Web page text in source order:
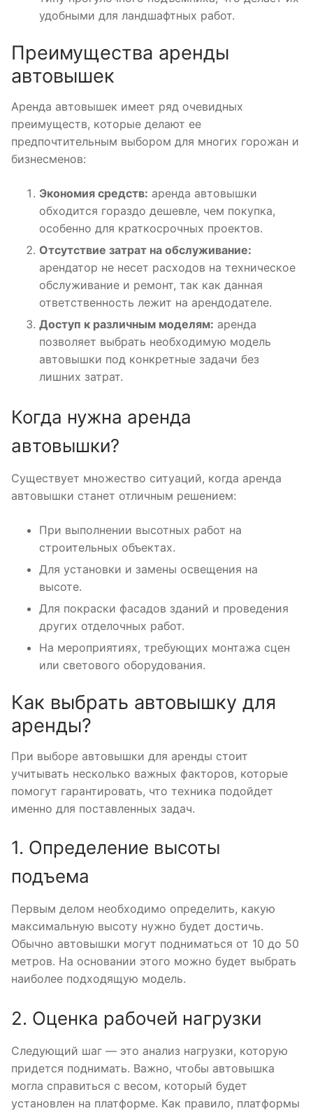
удобными для ландшафтных работ.
Преимущества аренды
автовышек
Аренда автовышек имеет ряд очевидных
преимуществ, которые делают ее
предпочтительным выбором для многих горожан и
бизнесменов:
Экономия средств: аренда автовышки
обходится гораздо дешевле, чем покупка,
особенно для краткосрочных проектов.
Отсутствие затрат на обслуживание:
арендатор не несет расходов на техническое
обслуживание и ремонт, так как данная
ответственность лежит на арендодателе.
Доступ к различным моделям: аренда
позволяет выбрать необходимую модель
автовышки под конкретные задачи без
лишних затрат.
Когда нужна аренда
автовышки?
Существует множество ситуаций, когда аренда
автовышки станет отличным решением:
При выполнении высотных работ на
строительных объектах.
Для установки и замены освещения на
высоте.
Для покраски фасадов зданий и проведения
других отделочных работ.
На мероприятиях, требующих монтажа сцен
или светового оборудования.
Как выбрать автовышку для
аренды?
При выборе автовышки для аренды стоит
учитывать несколько важных факторов, которые
помогут гарантировать, что техника подойдет
именно для поставленных задач.
1. Определение высоты
подъема
Первым делом необходимо определить, какую
максимальную высоту нужно будет достичь.
Обычно автовышки могут подниматься от 10 до 50
метров. На основании этого можно будет выбрать
наиболее подходящую модель.
2. Оценка рабочей нагрузки
Следующий шаг — это анализ нагрузки, которую
придется поднимать. Важно, чтобы автовышка
могла справиться с весом, который будет
установлен на платформе. Как правило, платформы